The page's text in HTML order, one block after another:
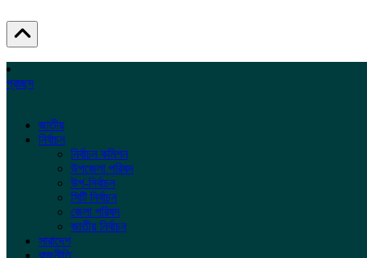
প্রচ্ছদ
জাতীয়
নির্বাচন
নির্বাচন কমিশন
উপজেলা পরিষদ
উপ-নির্বাচন
সিটি নির্বাচন
জেলা পরিষদ
জাতীয় নির্বাচন
সারাদেশ
রাজনীতি